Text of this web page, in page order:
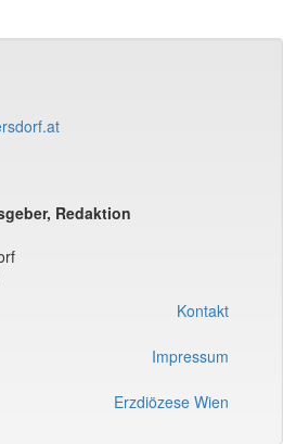
Redaktion
Kontakt
Impressum
Erzdiözese Wien